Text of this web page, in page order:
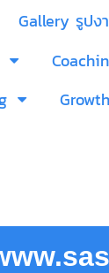
Gallery รูปง